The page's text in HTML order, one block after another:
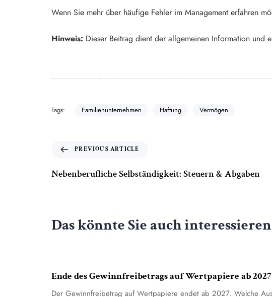
Wenn Sie mehr über häufige Fehler im Management erfahren
Hinweis: Dieser Beitrag dient der allgemeinen Information und
Tags: Familienunternehmen Haftung Vermögen
PREVIOUS ARTICLE
Nebenberufliche Selbständigkeit: Steuern & Abgaben
Das könnte Sie auch interessieren
Ende des Gewinnfreibetrags auf Wertpapiere ab 2027
Der Gewinnfreibetrag auf Wertpapiere endet ab 2027. Welche